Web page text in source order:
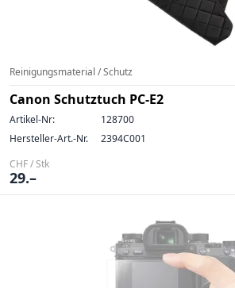
Reinigungsmaterial / Schutz
Canon Schutztuch PC-E2
Artikel-Nr:
128700
Hersteller-Art.-Nr.
2394C001
CHF / Stk
29.–